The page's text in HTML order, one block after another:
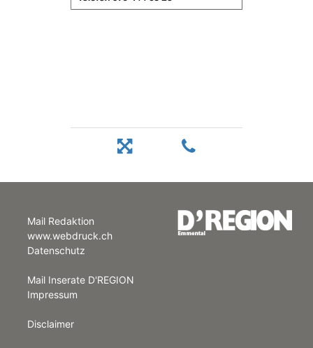
Mail Redaktion
www.webdruck.ch
Datenschutz
Mail Inserate D'REGION
Impressum
Disclaimer